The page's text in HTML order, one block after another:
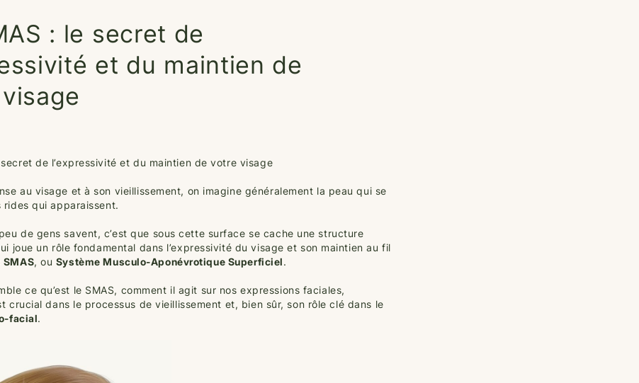
: le secret de
et du maintien de
secret de l’expressivité et du maintien de votre visage
au visage et à son vieillissement, on imagine généralement la peau qui se
qui apparaissent.
de gens savent, c’est que sous cette surface se cache une structure
joue un rôle fondamental dans l’expressivité du visage et son maintien au fil
SMAS, ou Système Musculo-Aponévrotique Superficiel.
ce qu’est le SMAS, comment il agit sur nos expressions faciales,
crucial dans le processus de vieillissement et, bien sûr, son rôle clé dans le
facial.